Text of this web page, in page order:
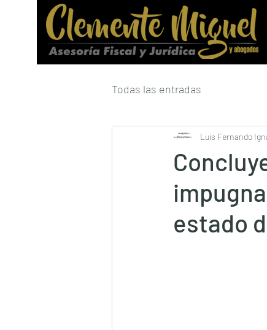
Todas las entradas
estado
Luis Fernando